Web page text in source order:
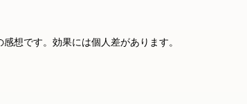
想です。効果には個人差があります。